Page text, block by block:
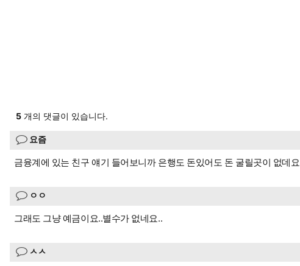
5 개의 댓글이 있습니다.
요즘
금융계에 있는 친구 얘기 들어보니까 은행도 돈있어도 돈 굴릴곳이 없데요
ㅇㅇ
그래도 그냥 예금이요..별수가 없네요..
ㅅㅅ